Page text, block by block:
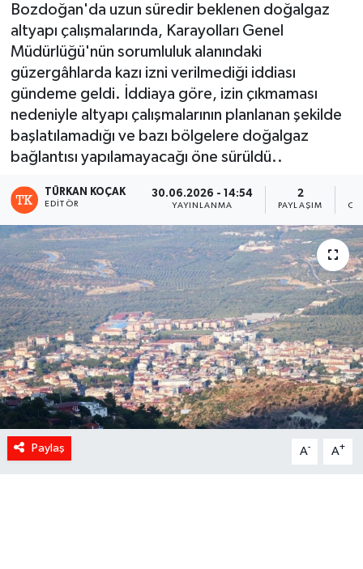
Bozdoğan'da uzun süredir beklenen doğalgaz
altyapı çalışmalarında, Karayolları Genel
Müdürlüğü'nün sorumluluk alanındaki
güzergâhlarda kazı izni verilmediği iddiası
gündeme geldi. İddiaya göre, izin çıkmaması
nedeniyle altyapı çalışmalarının planlanan şekilde
başlatılamadığı ve bazı bölgelere doğalgaz
bağlantısı yapılamayacağı öne sürüldü..
TÜRKAN KOÇAK
EDITÖR
30.06.2026 - 14:54
YAYINLANMA
2
PAYLAŞIM
Paylaş A- A+